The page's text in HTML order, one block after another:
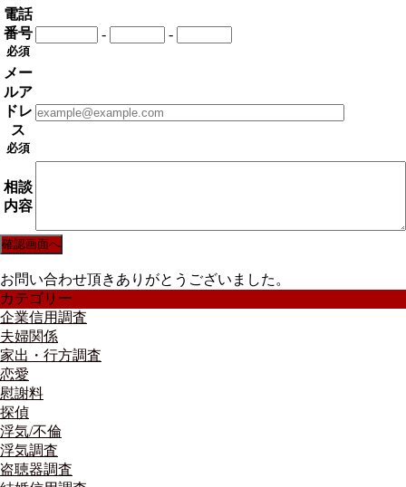
電話
番号
必須
- -
メー
ルア
ドレ
ス
必須
相談
内容
お問い合わせ頂きありがとうございました。
カテゴリー
企業信用調査
夫婦関係
家出・行方調査
恋愛
慰謝料
探偵
浮気/不倫
浮気調査
盗聴器調査